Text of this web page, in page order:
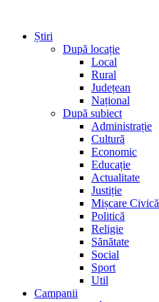
Știri
După locație
Local
Rural
Județean
Național
După subiect
Administrație
Cultură
Economic
Educație
Actualitate
Justiție
Mișcare Civică
Politică
Religie
Sănătate
Social
Sport
Util
Campanii